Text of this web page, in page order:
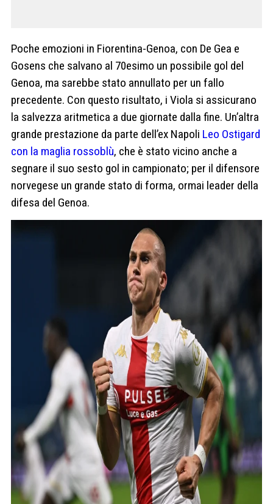
Poche emozioni in Fiorentina-Genoa, con De Gea e
Gosens che salvano al 70esimo un possibile gol del
Genoa, ma sarebbe stato annullato per un fallo
precedente. Con questo risultato, i Viola si assicurano
la salvezza aritmetica a due giornate dalla fine. Un’altra
grande prestazione da parte dell’ex Napoli Leo Ostigard
con la maglia rossoblù, che è stato vicino anche a
segnare il suo sesto gol in campionato; per il difensore
norvegese un grande stato di forma, ormai leader della
difesa del Genoa.